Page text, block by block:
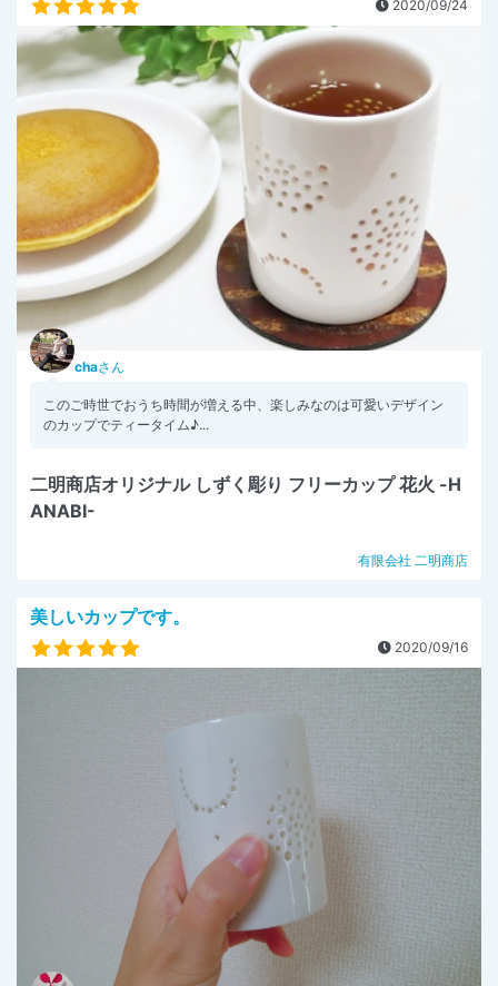
2020/09/24
chaさん
このご時世でおうち時間が増える中、楽しみなのは可愛いデザイン
のカップでティータイム♪...
二明商店オリジナル しずく彫り フリーカップ 花火 -H
ANABI-
有限会社 二明商店
美しいカップです。
2020/09/16